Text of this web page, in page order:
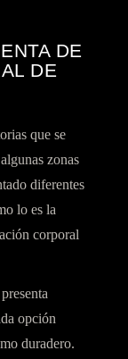
DE
DE
que se
zonas
diferentes
lo es la
corporal
opción
duradero.